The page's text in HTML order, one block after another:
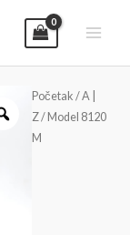
Početak /A |
Z/ Model 8120
M